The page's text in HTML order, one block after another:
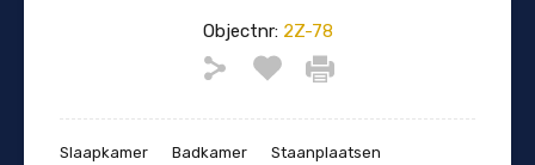
Objectnr:2Z-78
Slaapkamer Badkamer Staanplaatsen